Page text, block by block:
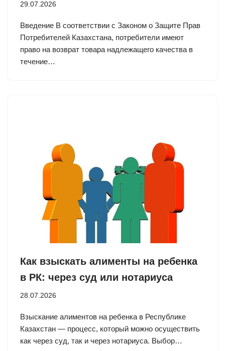
29.07.2026
Введение В соответствии с Законом о Защите Прав
Потребителей Казахстана, потребители имеют
право на возврат товара надлежащего качества в
течение…
Как взыскать алименты на ребенка
в РК: через суд или нотариуса
28.07.2026
Взыскание алиментов на ребенка в Республике
Казахстан — процесс, который можно осуществить
как через суд, так и через нотариуса. Выбор…